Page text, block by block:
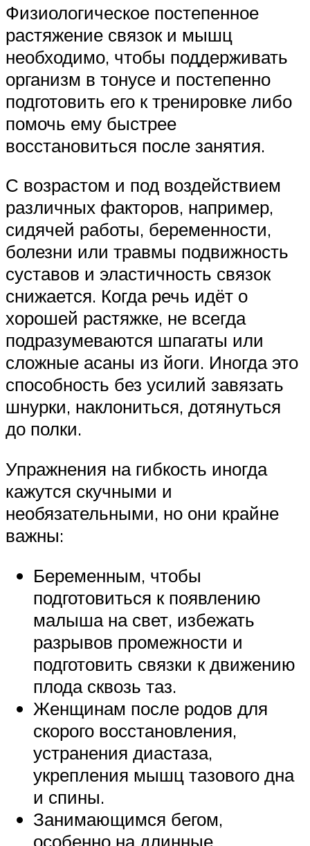
Физиологическое постепенное
растяжение связок и мышц
необходимо, чтобы поддерживать
организм в тонусе и постепенно
подготовить его к тренировке либо
помочь ему быстрее
восстановиться после занятия.
С возрастом и под воздействием
различных факторов, например,
сидячей работы, беременности,
болезни или травмы подвижность
суставов и эластичность связок
снижается. Когда речь идёт о
хорошей растяжке, не всегда
подразумеваются шпагаты или
сложные асаны из йоги. Иногда это
способность без усилий завязать
шнурки, наклониться, дотянуться
до полки.
Упражнения на гибкость иногда
кажутся скучными и
необязательными, но они крайне
важны:
Беременным, чтобы
подготовиться к появлению
малыша на свет, избежать
разрывов промежности и
подготовить связки к движению
плода сквозь таз.
Женщинам после родов для
скорого восстановления,
устранения диастаза,
укрепления мышц тазового дна
и спины.
Занимающимся бегом,
особенно на длинные